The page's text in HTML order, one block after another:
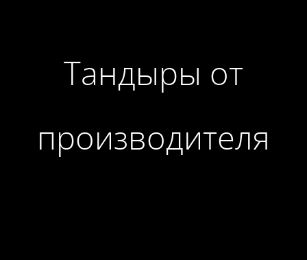
Тандыры от
производителя